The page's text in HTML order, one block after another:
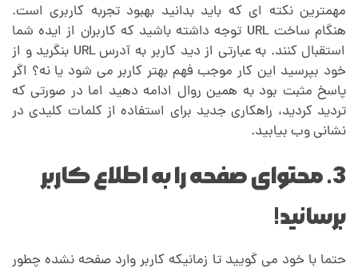
مهمترین نکته ای که باید بدانید بهبود تجربه کاربری است.
هنگام ساخت URL توجه داشته باشید که کاربران از ایده شما
استقبال کنند. به عبارتی از دید کاربر به آدرس URL بنگرید و از
خود بپرسید این کار موجب فهم بهتر کاربر می شود یا نه؟ اگر
پاسخ مثبت بود به همین روال ادامه دهید اما در صورتی که
تردید کردید، راهکاری جدید برای استفاده از کلمات کلیدی در
نشانی وب بیابید.
3. محتوای صفحه را به اطلاع کاربر
برسانید!
حتما با خود می گویید تا زمانیکه کاربر وارد صفحه نشده چطور